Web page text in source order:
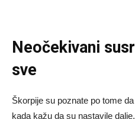
Neočekivani
sve
Škorpije su poznate po tome
kada kažu da su nastavile